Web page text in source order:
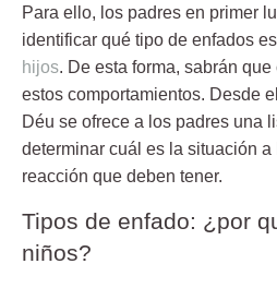
Para ello, los padres en primer
identificar qué tipo de enfados
hijos. De esta forma, sabrán
estos comportamientos. Desde
Déu se ofrece a los padres una
determinar cuál es la situación
reacción que deben tener.
Tipos de enfado: ¿por
niños?